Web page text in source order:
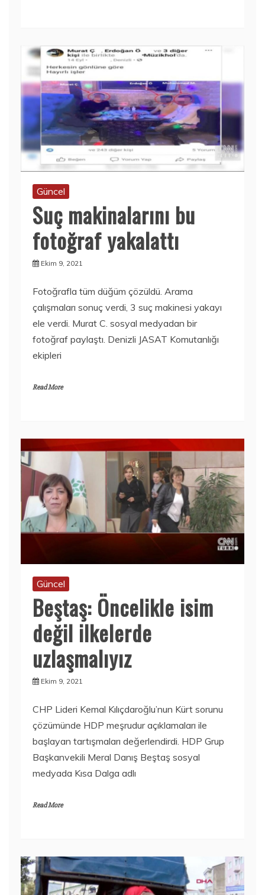
Güncel
Suç makinalarını bu
fotoğraf yakalattı
Ekim 9, 2021
Fotoğrafla tüm düğüm çözüldü. Arama
çalışmaları sonuç verdi, 3 suç makinesi yakayı
ele verdi. Murat C. sosyal medyadan bir
fotoğraf paylaştı. Denizli JASAT Komutanlığı
ekipleri
Read More
Güncel
Beştaş: Öncelikle isim
değil ilkelerde
uzlaşmalıyız
Ekim 9, 2021
CHP Lideri Kemal Kılıçdaroğlu’nun Kürt sorunu
çözümünde HDP meşrudur açıklamaları ile
başlayan tartışmaları değerlendirdi. HDP Grup
Başkanvekili Meral Danış Beştaş sosyal
medyada Kısa Dalga adlı
Read More